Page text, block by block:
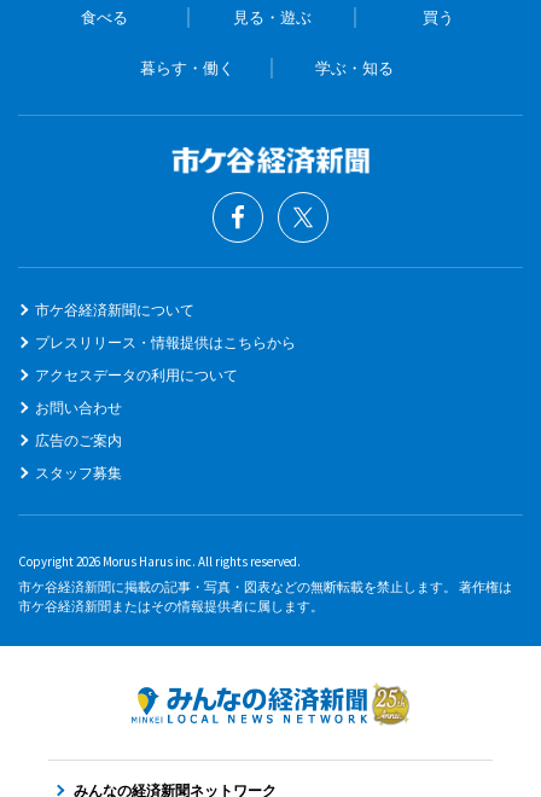
食べる 見る・遊ぶ 買う
暮らす・働く 学ぶ・知る
市ケ谷経済新聞について
プレスリリース・情報提供はこちらから
アクセスデータの利用について
お問い合わせ
広告のご案内
スタッフ募集
Copyright 2026 Morus Harus inc. All rights reserved.
市ケ谷経済新聞に掲載の記事・写真・図表などの無断転載を禁止します。 著作権は
市ケ谷経済新聞またはその情報提供者に属します。
みんなの経済新聞ネットワーク